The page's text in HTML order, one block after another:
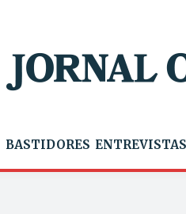
BASTIDORES ENTREVISTAS